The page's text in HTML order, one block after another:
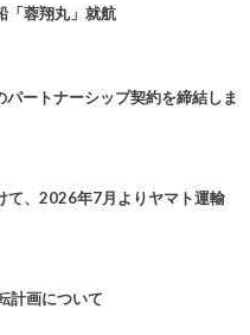
「蓉翔丸」就航
ートナーシップ契約を締結しま
て、2026年7月よりヤマト運輸
計画について